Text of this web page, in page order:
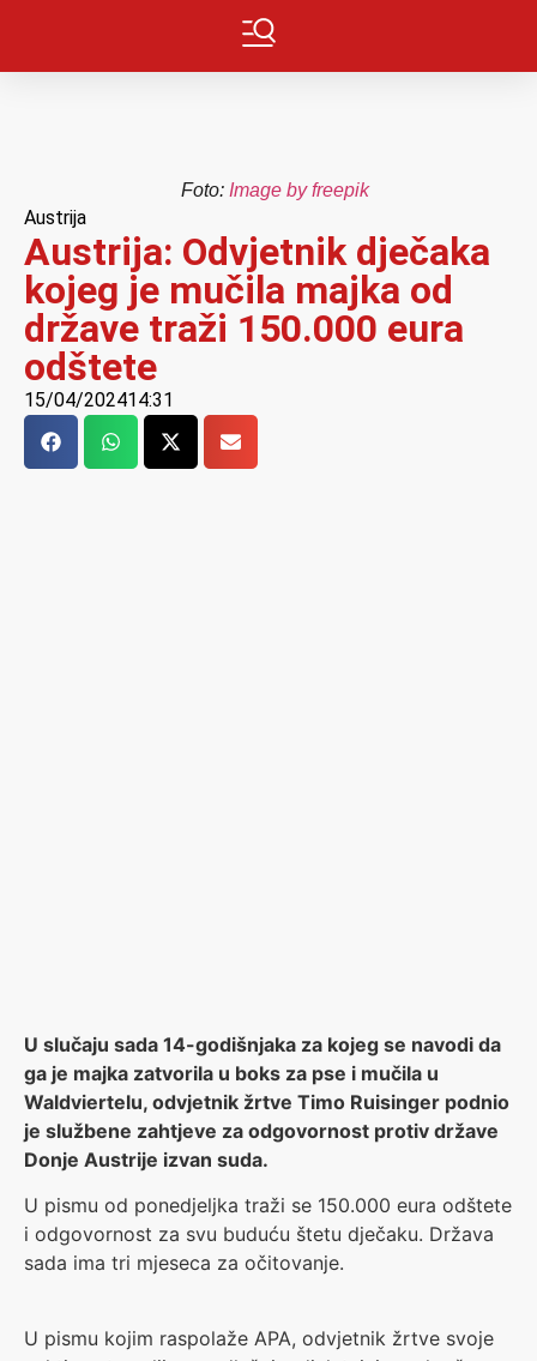
Foto: Image by freepik
Austrija
Austrija: Odvjetnik dječaka
kojeg je mučila majka od
države traži 150.000 eura
odštete
15/04/202414:31
U slučaju sada 14-godišnjaka za kojeg se navodi da
ga je majka zatvorila u boks za pse i mučila u
Waldviertelu, odvjetnik žrtve Timo Ruisinger podnio
je službene zahtjeve za odgovornost protiv države
Donje Austrije izvan suda.
U pismu od ponedjeljka traži se 150.000 eura odštete
i odgovornost za svu buduću štetu dječaku. Država
sada ima tri mjeseca za očitovanje.
U pismu kojim raspolaže APA, odvjetnik žrtve svoje